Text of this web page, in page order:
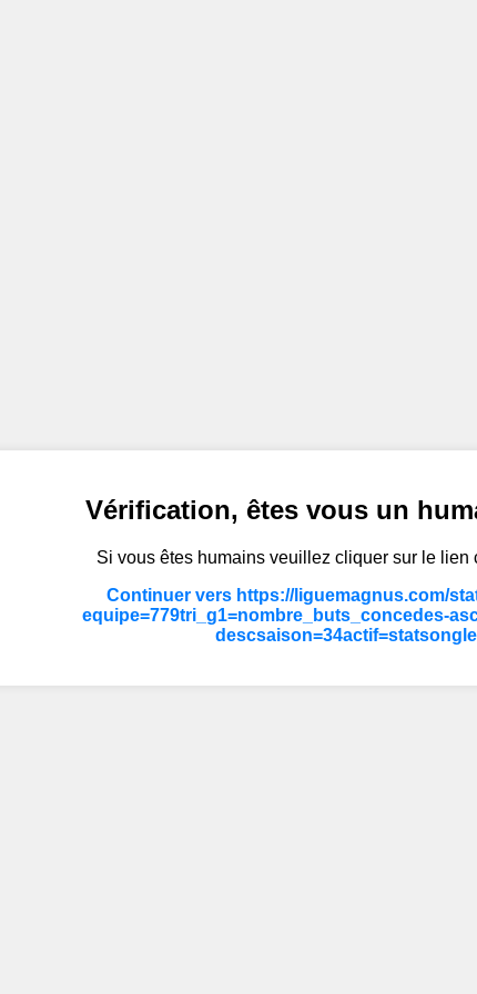
Vérification, êtes vous un
Si vous êtes humains veuillez cliquer sur le lien
Continuer vers https://liguemagnus.com/
equipe=779tri_g1=nombre_buts_concedes-